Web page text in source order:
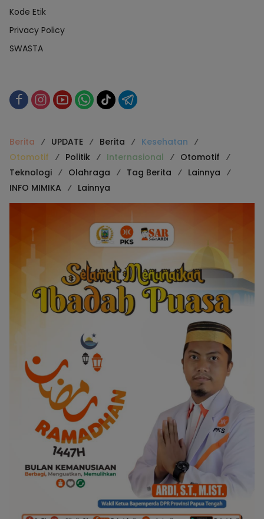
Kode Etik
Privacy Policy
SWASTA
Berita UPDATE Berita
Kesehatan
Otomotif
Politik Internasional
Otomotif
Teknologi
Olahraga Tag Berita
Lainnya
INFO MIMIKA
Lainnya